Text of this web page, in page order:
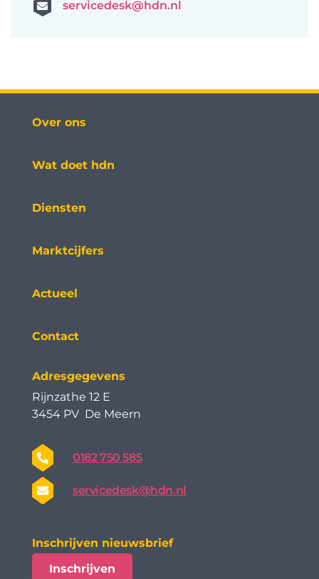
servicedesk@hdn.nl
Over ons
Wat doet hdn
Diensten
Marktcijfers
Actueel
Contact
Adresgegevens
Rijnzathe 12 E
3454 PV De Meern
0182 750 585
servicedesk@hdn.nl
Inschrijven nieuwsbrief
Inschrijven